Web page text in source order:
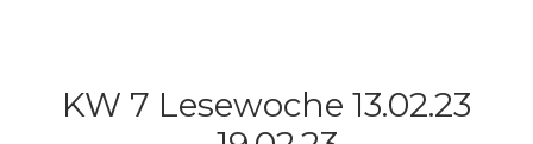
KW 7 Lesewoche 13.02.23